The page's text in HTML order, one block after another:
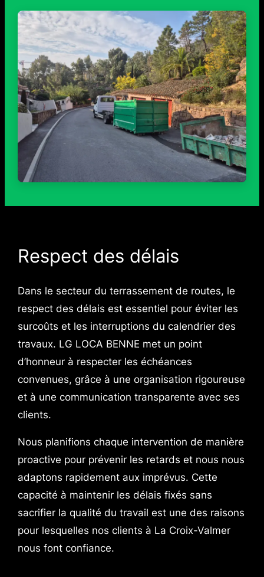
Respect des délais
Dans le secteur du terrassement de routes, le
respect des délais est essentiel pour éviter les
surcoûts et les interruptions du calendrier des
travaux. LG LOCA BENNE met un point
d’honneur à respecter les échéances
convenues, grâce à une organisation rigoureuse
et à une communication transparente avec ses
clients.
Nous planifions chaque intervention de manière
proactive pour prévenir les retards et nous nous
adaptons rapidement aux imprévus. Cette
capacité à maintenir les délais fixés sans
sacrifier la qualité du travail est une des raisons
pour lesquelles nos clients à La Croix-Valmer
nous font confiance.